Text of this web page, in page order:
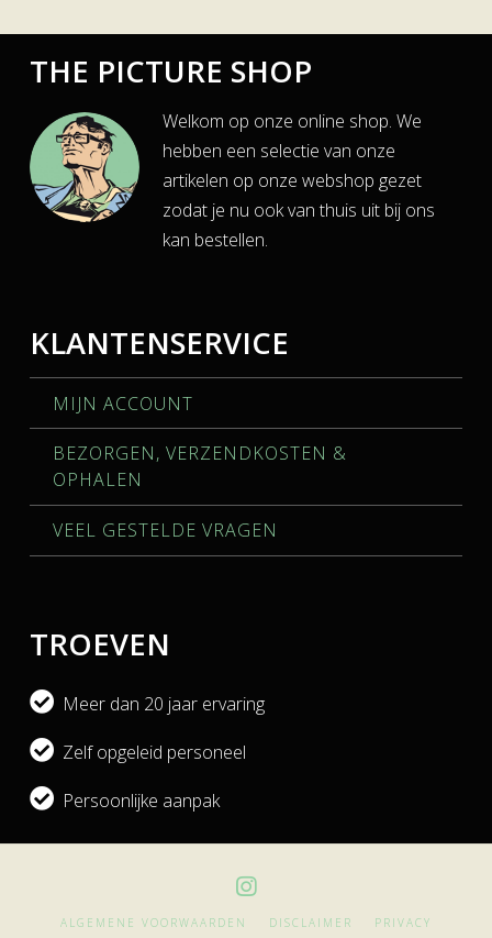
THE PICTURE SHOP
Welkom op onze online shop. We
hebben een selectie van onze
artikelen op onze webshop gezet
zodat je nu ook van thuis uit bij ons
kan bestellen.
KLANTENSERVICE
MIJN ACCOUNT
BEZORGEN, VERZENDKOSTEN &
OPHALEN
VEEL GESTELDE VRAGEN
TROEVEN
Meer dan 20 jaar ervaring
Zelf opgeleid personeel
Persoonlijke aanpak
ALGEMENE VOORWAARDEN DISCLAIMER
PRIVACY